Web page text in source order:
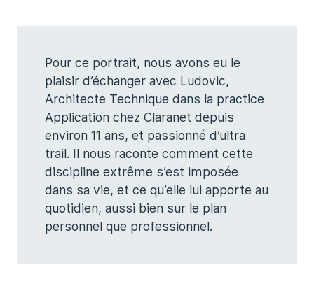
Pour ce portrait, nous avons eu le
plaisir d’échanger avec Ludovic,
Architecte Technique dans la practice
Application chez Claranet depuis
environ 11 ans, et passionné d’ultra
trail. Il nous raconte comment cette
discipline extrême s’est imposée
dans sa vie, et ce qu’elle lui apporte au
quotidien, aussi bien sur le plan
personnel que professionnel.